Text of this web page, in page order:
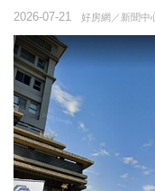
好房網／新聞中
2026-07-21